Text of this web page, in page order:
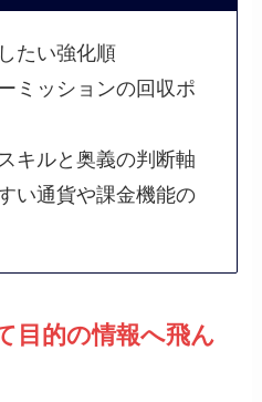
たい強化順
ミッションの回収ポ
キルと奥義の判断軸
い通貨や課金機能の
目的の情報へ飛ん